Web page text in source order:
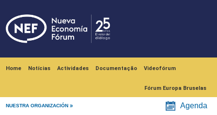
Home Notícias Actividades Documentação Videofórum
Fórum Europa Bruselas
NUESTRA ORGANIZACIÓN Agenda
Menú noticias